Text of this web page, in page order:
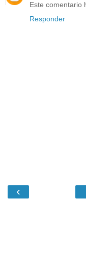
Este comentario
Responder
‹